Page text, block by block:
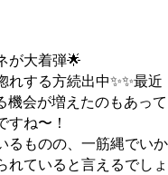
が大着弾🌟
する方続出中✨✨最近
機会が増えたのもあって
ね〜！
るものの、一筋縄でいか
れていると言えるでしょ